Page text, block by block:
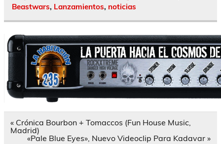
Beastwars, Lanzamientos, noticias
Navegación
de
entradas
« Crónica Bourbon + Tomaccos (Fun House Music,
Madrid)
«Pale Blue Eyes», Nuevo Videoclip Para Kadavar »